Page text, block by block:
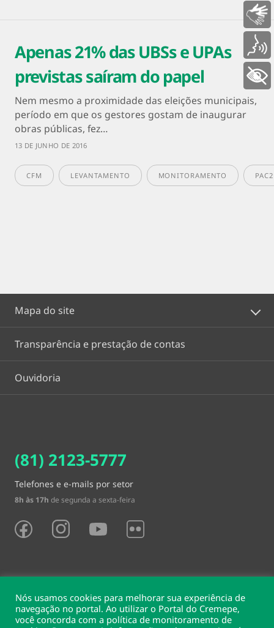
Apenas 21% das UBSs e UPAs
previstas saíram do papel
Nem mesmo a proximidade das eleições municipais,
período em que os gestores gostam de inaugurar
obras públicas, fez…
13 DE JUNHO DE 2016
CFM LEVANTAMENTO MONITORAMENTO PAC2
Mapa do site
Transparência e prestação de contas
Ouvidoria
(81) 2123-5777
Telefones e e-mails por setor
8h às 17h de segunda a sexta-feira
Sede e delegacias
Nós usamos cookies para melhorar sua experiência de
navegação no portal. Ao utilizar o Portal do Cremepe,
você concorda com a política de monitoramento de
Voz
+ Acessibilidade